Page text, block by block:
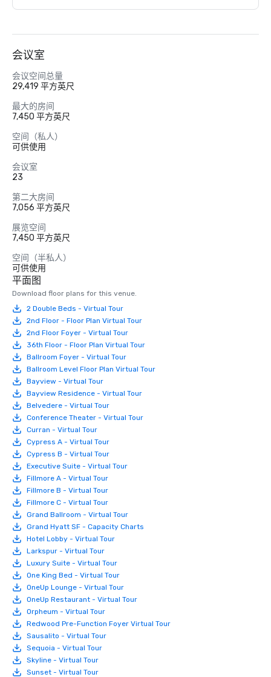
会议室
会议空间总量
29,419 平方英尺
最大的房间
7,450 平方英尺
空间（私人）
可供使用
会议室
23
第二大房间
7,056 平方英尺
展览空间
7,450 平方英尺
空间（半私人）
可供使用
平面图
Download floor plans for this venue.
2 Double Beds - Virtual Tour
2nd Floor - Floor Plan Virtual Tour
2nd Floor Foyer - Virtual Tour
36th Floor - Floor Plan Virtual Tour
Ballroom Foyer - Virtual Tour
Ballroom Level Floor Plan Virtual Tour
Bayview - Virtual Tour
Bayview Residence - Virtual Tour
Belvedere - Virtual Tour
Conference Theater - Virtual Tour
Curran - Virtual Tour
Cypress A - Virtual Tour
Cypress B - Virtual Tour
Executive Suite - Virtual Tour
Fillmore A - Virtual Tour
Fillmore B - Virtual Tour
Fillmore C - Virtual Tour
Grand Ballroom - Virtual Tour
Grand Hyatt SF - Capacity Charts
Hotel Lobby - Virtual Tour
Larkspur - Virtual Tour
Luxury Suite - Virtual Tour
One King Bed - Virtual Tour
OneUp Lounge - Virtual Tour
OneUp Restaurant - Virtual Tour
Orpheum - Virtual Tour
Redwood Pre-Function Foyer Virtual Tour
Sausalito - Virtual Tour
Sequoia - Virtual Tour
Skyline - Virtual Tour
Sunset - Virtual Tour